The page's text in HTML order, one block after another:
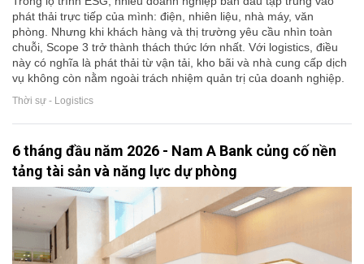
phát thải trực tiếp của mình: điện, nhiên liệu, nhà máy, văn
phòng. Nhưng khi khách hàng và thị trường yêu cầu nhìn toàn
chuỗi, Scope 3 trở thành thách thức lớn nhất. Với logistics, điều
này có nghĩa là phát thải từ vận tải, kho bãi và nhà cung cấp dịch
vụ không còn nằm ngoài trách nhiệm quản trị của doanh nghiệp.
Thời sự - Logistics
6 tháng đầu năm 2026 - Nam A Bank củng cố nền
tảng tài sản và năng lực dự phòng